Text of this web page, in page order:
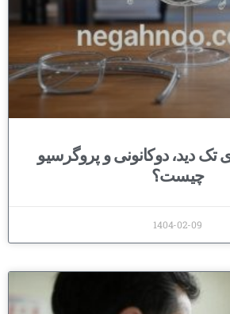
تک دید، دوکانونی و پروگرسیو
چیست؟
1404-02-09